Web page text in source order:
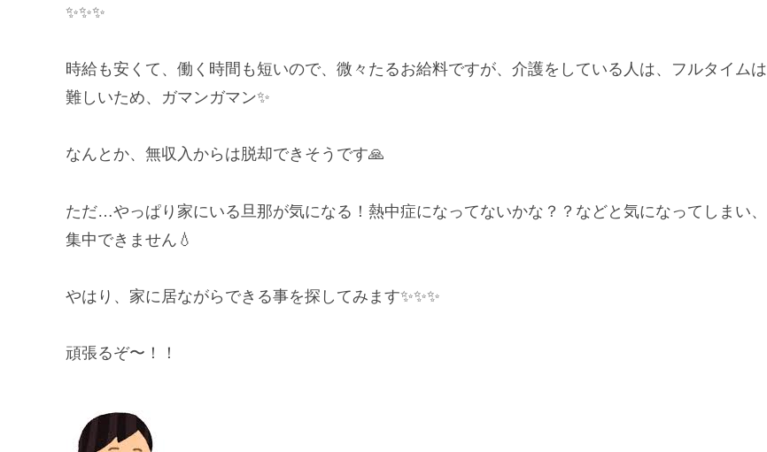
✨✨✨
時給も安くて、働く時間も短いので、微々たるお給料ですが、介護をしている人は、フルタイムは
難しいため、ガマンガマン✨
なんとか、無収入からは脱却できそうです🙏
ただ…やっぱり家にいる旦那が気になる！熱中症になってないかな？？などと気になってしまい、
集中できません💧
やはり、家に居ながらできる事を探してみます✨✨✨
頑張るぞ〜！！